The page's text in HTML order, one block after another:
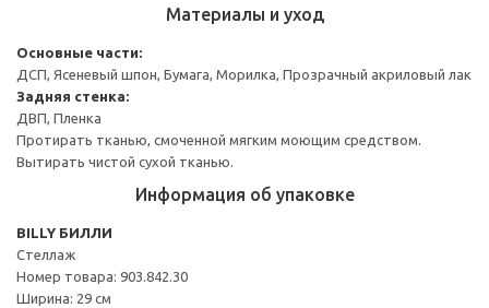
Материалы и уход
Основные части:
ДСП, Ясеневый шпон, Бумага, Морилка, Прозрачный акриловый лак
Задняя стенка:
ДВП, Пленка
Протирать тканью, смоченной мягким моющим средством.
Вытирать чистой сухой тканью.
Информация об упаковке
BILLY БИЛЛИ
Стеллаж
Номер товара: 903.842.30
Ширина: 29 см